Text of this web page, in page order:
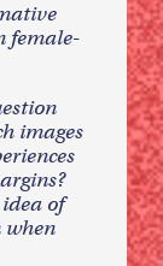
female-
images
of
when